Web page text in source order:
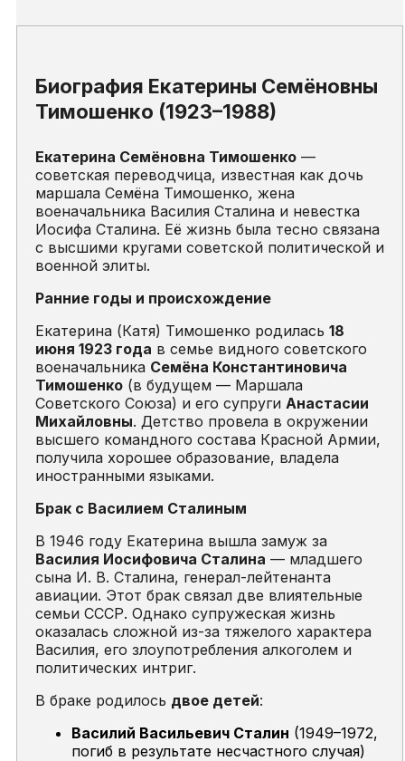
Биография Екатерины Семёновны
Тимошенко (1923–1988)
Екатерина Семёновна Тимошенко —
советская переводчица, известная как дочь
маршала Семёна Тимошенко, жена
военачальника Василия Сталина и невестка
Иосифа Сталина. Её жизнь была тесно связана
с высшими кругами советской политической и
военной элиты.
Ранние годы и происхождение
Екатерина (Катя) Тимошенко родилась 18
июня 1923 года в семье видного советского
военачальника Семёна Константиновича
Тимошенко (в будущем — Маршала
Советского Союза) и его супруги Анастасии
Михайловны. Детство провела в окружении
высшего командного состава Красной Армии,
получила хорошее образование, владела
иностранными языками.
Брак с Василием Сталиным
В 1946 году Екатерина вышла замуж за
Василия Иосифовича Сталина — младшего
сына И. В. Сталина, генерал-лейтенанта
авиации. Этот брак связал две влиятельные
семьи СССР. Однако супружеская жизнь
оказалась сложной из-за тяжелого характера
Василия, его злоупотребления алкоголем и
политических интриг.
В браке родилось двое детей:
Василий Васильевич Сталин (1949–1972,
погиб в результате несчастного случая)